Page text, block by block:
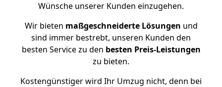
Wünsche unserer Kunden einzugehen.
Wir bieten maßgeschneiderte Lösungen und
sind immer bestrebt, unseren Kunden den
besten Service zu den besten Preis-Leistungen
zu bieten.
Kostengünstiger wird Ihr Umzug nicht, denn bei